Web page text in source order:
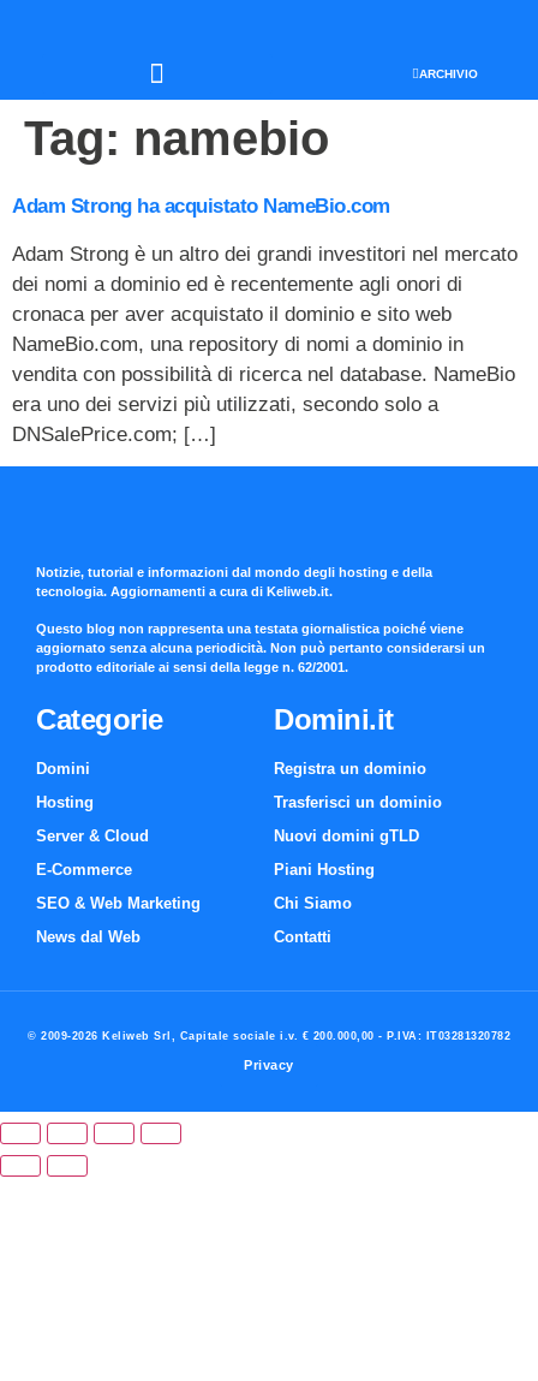
ARCHIVIO
Tag: namebio
Adam Strong ha acquistato NameBio.com
Adam Strong è un altro dei grandi investitori nel mercato
dei nomi a dominio ed è recentemente agli onori di
cronaca per aver acquistato il dominio e sito web
NameBio.com, una repository di nomi a dominio in
vendita con possibilità di ricerca nel database. NameBio
era uno dei servizi più utilizzati, secondo solo a
DNSalePrice.com; […]
Notizie, tutorial e informazioni dal mondo degli hosting e della
tecnologia. Aggiornamenti a cura di Keliweb.it.
Questo blog non rappresenta una testata giornalistica poiché viene
aggiornato senza alcuna periodicità. Non può pertanto considerarsi un
prodotto editoriale ai sensi della legge n. 62/2001.
Categorie
Domini
Hosting
Server & Cloud
E-Commerce
SEO & Web Marketing
News dal Web
Domini.it
Registra un dominio
Trasferisci un dominio
Nuovi domini gTLD
Piani Hosting
Chi Siamo
Contatti
© 2009-2026 Keliweb Srl, Capitale sociale i.v. € 200.000,00 - P.IVA: IT03281320782
Privacy